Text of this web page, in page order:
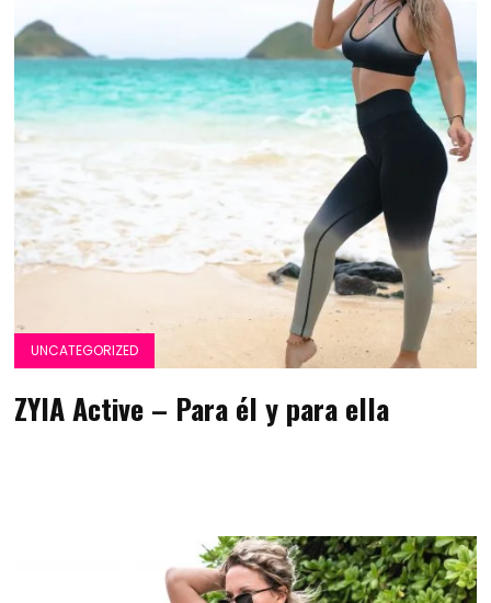
UNCATEGORIZED
ZYIA Active – Para él y para ella